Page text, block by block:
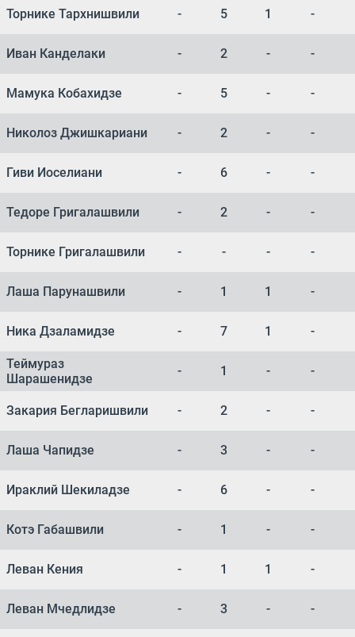
Торнике Тархнишвили - 5 1 -
Иван Канделаки - 2 - -
Мамука Кобахидзе - 5 - -
Николоз Джишкариани - 2 - -
Гиви Иоселиани - 6 - -
Тедоре Григалашвили - 2 - -
Торнике Григалашвили - - - -
Лаша Парунашвили - 1 1 -
Ника Дзаламидзе - 7 1 -
Теймураз
Шарашенидзе
- 1 - -
Закария Бегларишвили - 2 - -
Лаша Чапидзе - 3 - -
Ираклий Шекиладзе - 6 - -
Котэ Габашвили - 1 - -
Леван Кения - 1 1 -
Леван Мчедлидзе - 3 - -